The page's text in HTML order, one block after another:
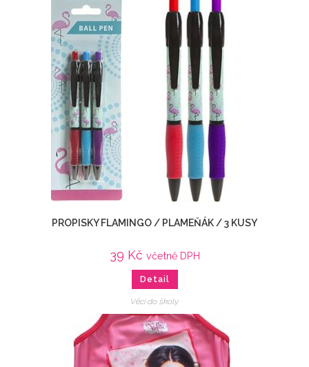
PROPISKY FLAMINGO / PLAMEŇÁK / 3 KUSY
39 Kč včetně DPH
Detail
Věci do školy